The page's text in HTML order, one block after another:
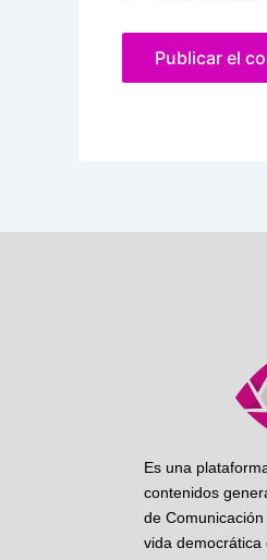
Es una
contenidos
de
vida democrática